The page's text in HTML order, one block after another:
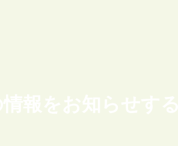
報をお知らせす